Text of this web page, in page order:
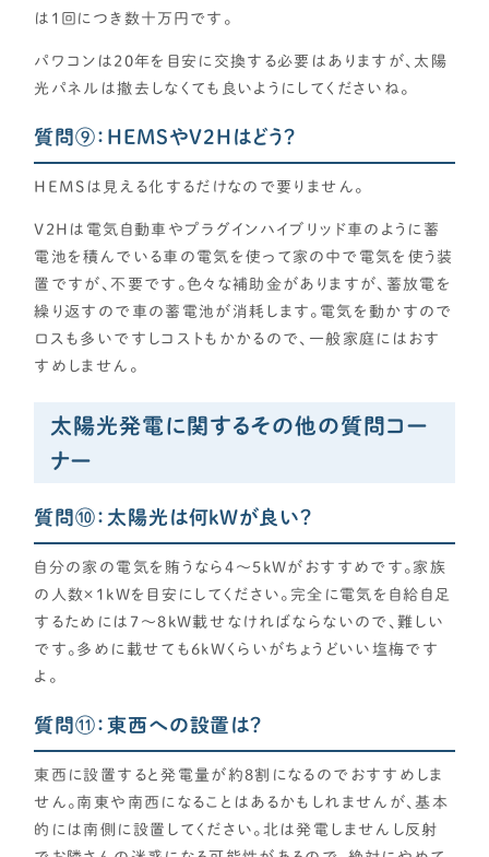
は1回につき数十万円です。
パワコンは20年を目安に交換する必要はありますが、太陽
光パネルは撤去しなくても良いようにしてくださいね。
質問⑨：HEMSやV2Hはどう？
HEMSは見える化するだけなので要りません。
V2Hは電気自動車やプラグインハイブリッド車のように蓄
電池を積んでいる車の電気を使って家の中で電気を使う装
置ですが、不要です。色々な補助金がありますが、蓄放電を
繰り返すので車の蓄電池が消耗します。電気を動かすので
ロスも多いですしコストもかかるので、一般家庭にはおす
すめしません。
太陽光発電に関するその他の質問コー
ナー
質問⑩：太陽光は何kWが良い？
自分の家の電気を賄うなら4～5kWがおすすめです。家族
の人数×1kWを目安にしてください。完全に電気を自給自足
するためには7～8kW載せなければならないので、難しい
です。多めに載せても6kWくらいがちょうどいい塩梅です
よ。
質問⑪：東西への設置は？
東西に設置すると発電量が約8割になるのでおすすめしま
せん。南東や南西になることはあるかもしれませんが、基本
的には南側に設置してください。北は発電しませんし反射